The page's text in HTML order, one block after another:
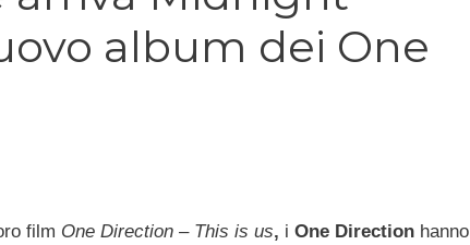
album dei One
film One Direction – This is us, i One Direction hanno